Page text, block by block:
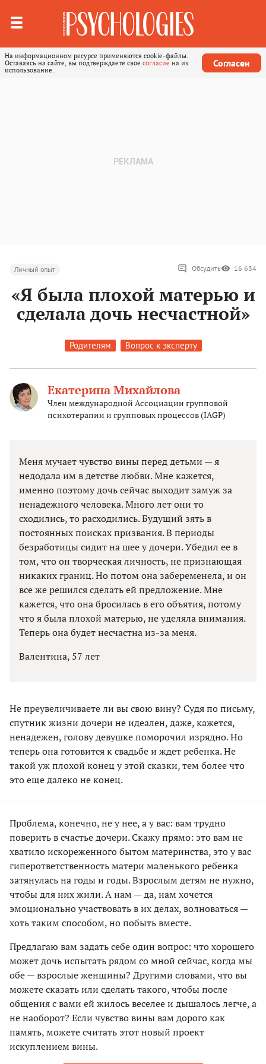
На информационном ресурсе применяются cookie-файлы.
Оставаясь на сайте, вы подтверждаете свое согласие на их
использование.
Согласен
Личный опыт Обсудить 16 634
«Я была плохой матерью и
сделала дочь несчастной»
Родителям Вопрос к эксперту
Екатерина Михайлова
Член международной Ассоциации групповой
психотерапии и групповых процессов (IAGP)
Меня мучает чувство вины перед детьми — я
недодала им в детстве любви. Мне кажется,
именно поэтому дочь сейчас выходит замуж за
ненадежного человека. Много лет они то
сходились, то расходились. Будущий зять в
постоянных поисках призвания. В периоды
безработицы сидит на шее у дочери. Убедил ее в
том, что он творческая личность, не признающая
никаких границ. Но потом она забеременела, и он
все же решился сделать ей предложение. Мне
кажется, что она бросилась в его объятия, потому
что я была плохой матерью, не уделяла внимания.
Теперь она будет несчастна из-за меня.
Валентина, 57 лет
Не преувеличиваете ли вы свою вину? Судя по письму,
спутник жизни дочери не идеален, даже, кажется,
ненадежен, голову девушке поморочил изрядно. Но
теперь она готовится к свадьбе и ждет ребенка. Не
такой уж плохой конец у этой сказки, тем более что
это еще далеко не конец.
Проблема, конечно, не у нее, а у вас: вам трудно
поверить в счастье дочери. Скажу прямо: это вам не
хватило искореженного бытом материнства, это у вас
гиперответственность матери маленького ребенка
затянулась на годы и годы. Взрослым детям не нужно,
чтобы для них жили. А нам — да, нам хочется
эмоционально участвовать в их делах, волноваться —
хоть таким способом, но побыть вместе.
Предлагаю вам задать себе один вопрос: что хорошего
может дочь испытать рядом со мной сейчас, когда мы
обе — взрослые женщины? Другими словами, что вы
можете сказать или сделать такого, чтобы после
общения с вами ей жилось веселее и дышалось легче, а
не наоборот? Если чувство вины вам дорого как
память, можете считать этот новый проект
искуплением вины.